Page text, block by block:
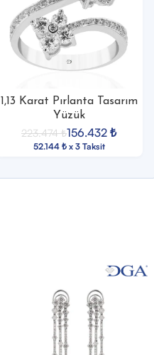
1,13 Karat Pırlanta Tasarım
Yüzük
223.474₺156.432 ₺
52.144 ₺ x 3 Taksit